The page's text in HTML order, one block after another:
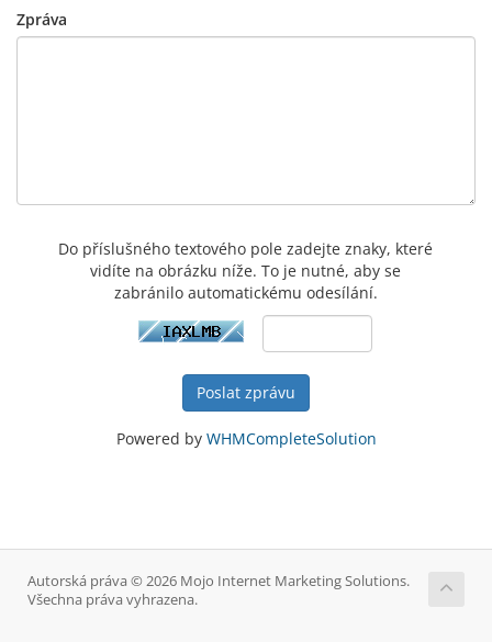
Zpráva
Do příslušného textového pole zadejte znaky, které
vidíte na obrázku níže. To je nutné, aby se
zabránilo automatickému odesílání.
Poslat zprávu
Powered by WHMCompleteSolution
Autorská práva © 2026 Mojo Internet Marketing Solutions.
Všechna práva vyhrazena.